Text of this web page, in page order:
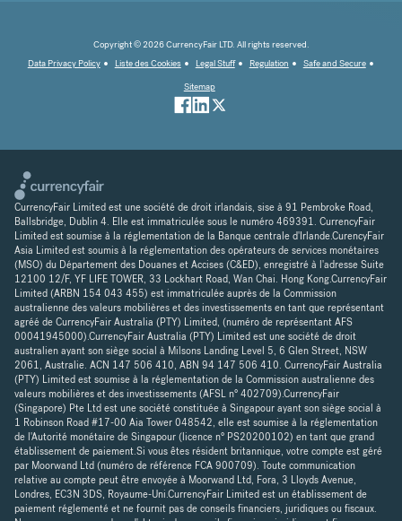
Copyright © 2026 CurrencyFair LTD. All rights reserved.
Data Privacy Policy
Liste des Cookies Legal Stuff Regulation
Safe and Secure
Sitemap
CurrencyFair Limited est une société de droit irlandais, sise à 91 Pembroke Road,
Ballsbridge, Dublin 4. Elle est immatriculée sous le numéro 469391. CurrencyFair
Limited est soumise à la réglementation de la Banque centrale d'Irlande.CurencyFair
Asia Limited est soumis à la réglementation des opérateurs de services monétaires
(MSO) du Département des Douanes et Accises (C&ED), enregistré à l'adresse Suite
12100 12/F, YF LIFE TOWER, 33 Lockhart Road, Wan Chai. Hong Kong.CurrencyFair
Limited (ARBN 154 043 455) est immatriculée auprès de la Commission
australienne des valeurs mobilières et des investissements en tant que représentant
agréé de CurrencyFair Australia (PTY) Limited, (numéro de représentant AFS
00041945000).CurrencyFair Australia (PTY) Limited est une société de droit
australien ayant son siège social à Milsons Landing Level 5, 6 Glen Street, NSW
2061, Australie. ACN 147 506 410, ABN 94 147 506 410. CurrencyFair Australia
(PTY) Limited est soumise à la réglementation de la Commission australienne des
valeurs mobilières et des investissements (AFSL n° 402709).CurrencyFair
(Singapore) Pte Ltd est une société constituée à Singapour ayant son siège social à
1 Robinson Road #17-00 Aia Tower 048542, elle est soumise à la réglementation
de l'Autorité monétaire de Singapour (licence n° PS20200102) en tant que grand
établissement de paiement.Si vous êtes résident britannique, votre compte est géré
par Moorwand Ltd (numéro de référence FCA 900709). Toute communication
relative au compte peut être envoyée à Moorwand Ltd, Fora, 3 Lloyds Avenue,
Londres, EC3N 3DS, Royaume-Uni.CurrencyFair Limited est un établissement de
paiement réglementé et ne fournit pas de conseils financiers, juridiques ou fiscaux.